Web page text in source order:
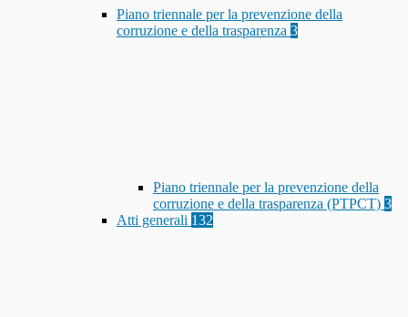
Piano triennale per la prevenzione della
corruzione e della trasparenza 3
Piano triennale per la prevenzione della
corruzione e della trasparenza (PTPCT) 3
Atti generali 132